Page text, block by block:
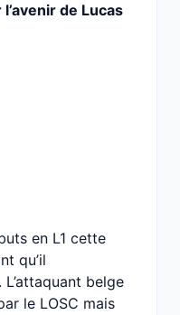
de Lucas
en L1 cette
qu’il
L’attaquant belge
le LOSC mais